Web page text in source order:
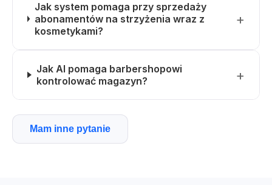
Jak system pomaga przy sprzedaży
abonamentów na strzyżenia wraz z
kosmetykami?
Jak AI pomaga barbershopowi
kontrolować magazyn?
Mam inne pytanie